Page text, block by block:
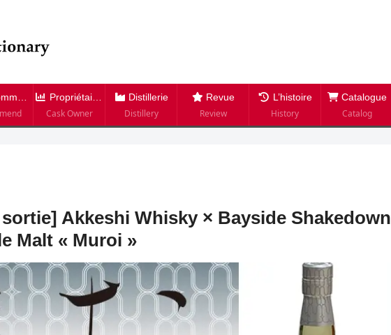
Propriétaire de tonneau
Cask Owner
Distillerie
Distillery
Revue
Review
L’histoire
History
Catalogue
Catalog
Akkeshi Whisky × Bayside Shakedown
Malt « Muroi »